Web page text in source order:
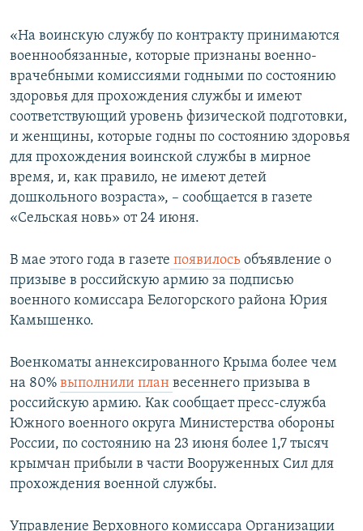
«На воинскую службу по контракту принимаются
военнообязанные, которые признаны военно-
врачебными комиссиями годными по состоянию
здоровья для прохождения службы и имеют
соответствующий уровень физической подготовки,
и женщины, которые годны по состоянию здоровья
для прохождения воинской службы в мирное
время, и, как правило, не имеют детей
дошкольного возраста», – сообщается в газете
«Сельская новь» от 24 июня.
В мае этого года в газете появилось объявление о
призыве в российскую армию за подписью
военного комиссара Белогорского района Юрия
Камышенко.
Военкоматы аннексированного Крыма более чем
на 80% выполнили план весеннего призыва в
российскую армию. Как сообщает пресс-служба
Южного военного округа Министерства обороны
России, по состоянию на 23 июня более 1,7 тысяч
крымчан прибыли в части Вооруженных Сил для
прохождения военной службы.
Управление Верховного комиссара Организации